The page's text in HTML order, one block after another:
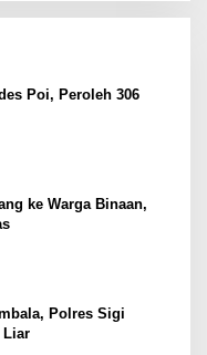
Poi, Peroleh 306
ke Warga Binaan,
Polres Sigi
Liar